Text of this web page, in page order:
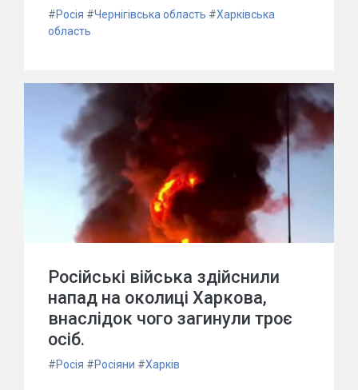
#Росія #Чернігівська область #Харківська
область
Російські війська здійснили
напад на околиці Харкова,
внаслідок чого загинули троє
осіб.
#Росія #Росіяни #Харків